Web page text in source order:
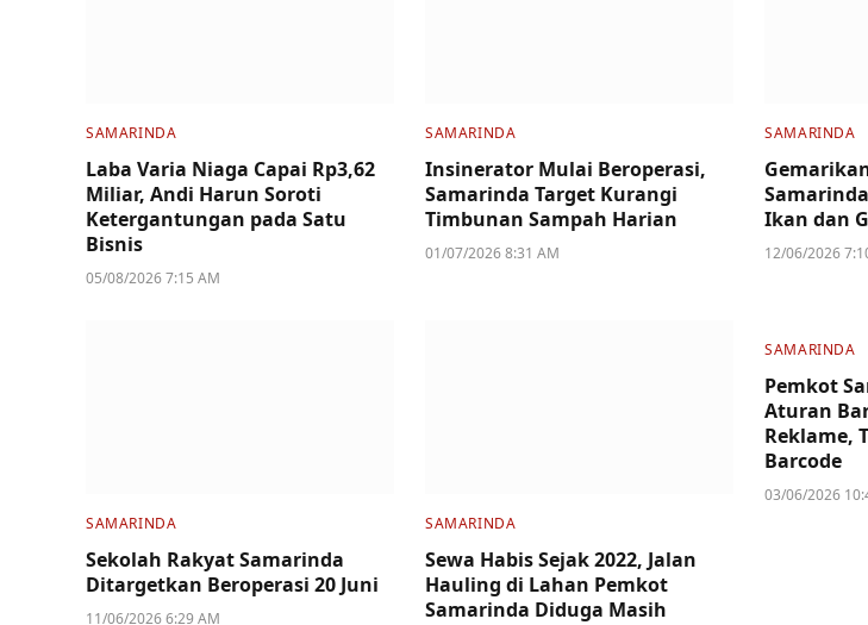
SAMARINDA
Laba Varia Niaga Capai Rp3,62
Miliar, Andi Harun Soroti
Ketergantungan pada Satu
Bisnis
05/08/2026 7:15 AM
SAMARINDA
Insinerator Mulai Beroperasi,
Samarinda Target Kurangi
Timbunan Sampah Harian
01/07/2026 8:31 AM
SAMARINDA
Ikan dan
12/06/2026
SAMARINDA
Sekolah Rakyat Samarinda
Ditargetkan Beroperasi 20 Juni
11/06/2026 6:29 AM
SAMARINDA
Sewa Habis Sejak 2022, Jalan
Hauling di Lahan Pemkot
Samarinda Diduga Masih
SAMARINDA
Pemkot
Aturan
Reklame,
Barcode
03/06/2026